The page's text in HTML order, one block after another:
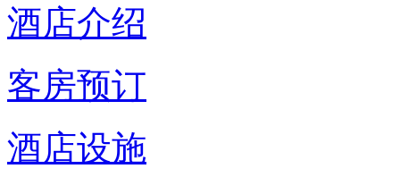
酒店介绍
客房预订
酒店设施